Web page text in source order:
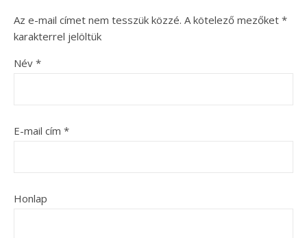
Az e-mail címet nem tesszük közzé. A kötelező mezőket *
karakterrel jelöltük
Név *
E-mail cím *
Honlap